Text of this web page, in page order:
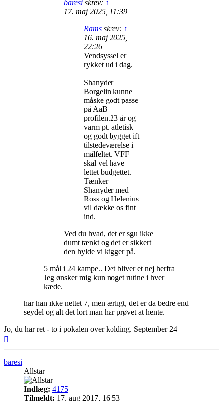
baresi skrev: ↑
17. maj 2025, 11:39
Rams skrev: ↑
16. maj 2025,
22:26
Vendsyssel er
rykket ud i dag.
Shanyder
Borgelin kunne
måske godt passe
på AaB
profilen.23 år og
varm pt. atletisk
og godt bygget ift
tilstedeværelse i
målfeltet. VFF
skal vel have
lettet budgettet.
Tænker
Shanyder med
Ross og Helenius
vil dække os fint
ind.
Ved du hvad, det er sgu ikke
dumt tænkt og det er sikkert
den hylde vi kigger på.
5 mål i 24 kampe.. Det bliver et nej herfra
Jeg ønsker mig kun noget rutine i hver
kæde.
har han ikke nettet 7, men ærligt, det er da bedre end
seydel og alt det lort man har prøvet at hente.
Jo, du har ret - to i pokalen over kolding. September 24
baresi
Allstar
Indlæg: 4175
Tilmeldt: 17. aug 2017, 16:53